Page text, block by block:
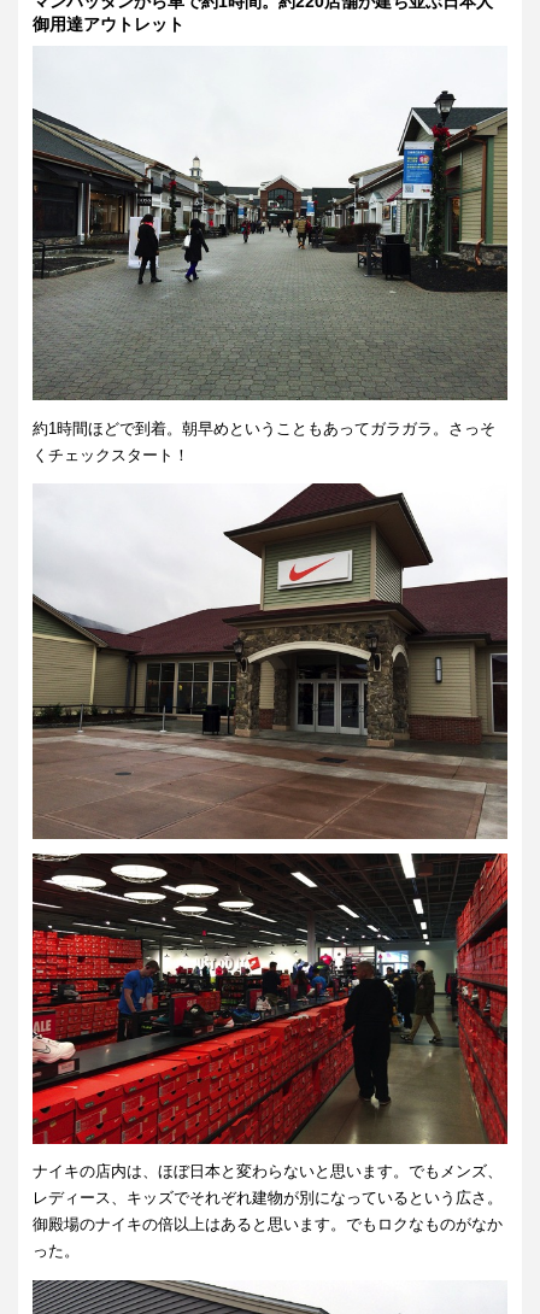
御用達アウトレット
約1時間ほどで到着。朝早めということもあってガラガラ。さっそ
くチェックスタート！
ナイキの店内は、ほぼ日本と変わらないと思います。でもメンズ、
レディース、キッズでそれぞれ建物が別になっているという広さ。
御殿場のナイキの倍以上はあると思います。でもロクなものがなか
った。